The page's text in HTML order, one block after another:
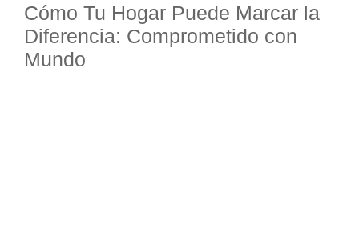
Cómo Tu Hogar Puede Marcar la
Diferencia: Comprometido con
Mundo